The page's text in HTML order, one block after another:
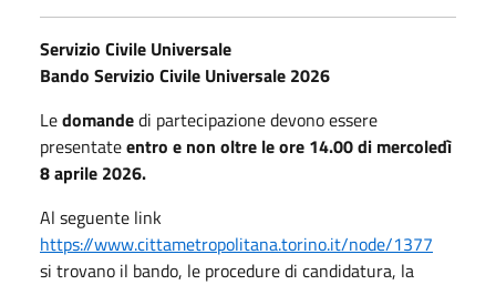
Servizio Civile Universale
Bando Servizio Civile Universale 2026
Ledomandedi partecipazione devono essere
presentateentro e non oltre le ore 14.00 di mercoledì
8 aprile 2026.
Al seguente link
https://www.cittametropolitana.torino.it/node/1377
si trovano il bando, le procedure di candidatura, la